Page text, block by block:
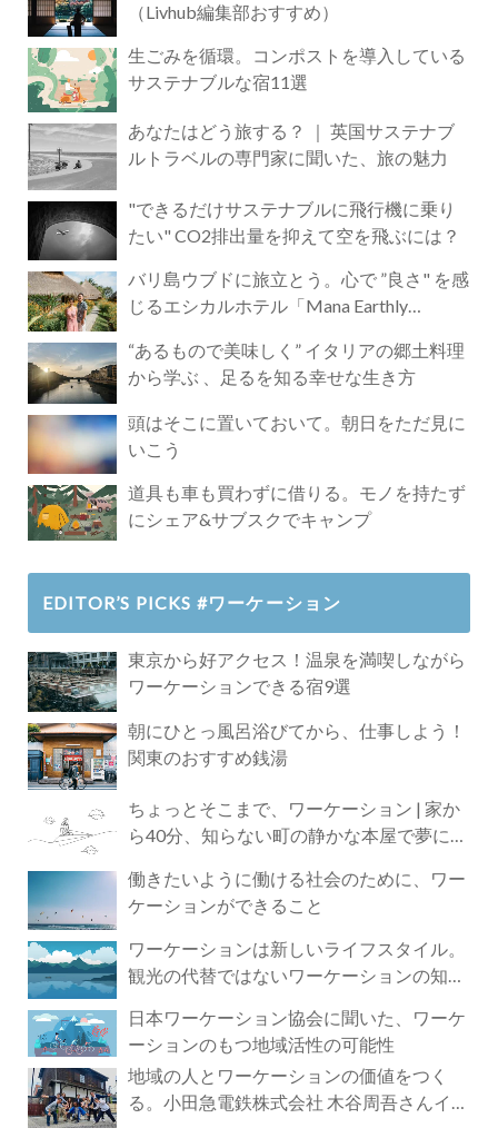
（Livhub編集部おすすめ）
生ごみを循環。コンポストを導入している
サステナブルな宿11選
あなたはどう旅する？ ｜ 英国サステナブ
ルトラベルの専門家に聞いた、旅の魅力
"できるだけサステナブルに飛行機に乗り
たい" CO2排出量を抑えて空を飛ぶには？
バリ島ウブドに旅立とう。心で ”良さ" を感
じるエシカルホテル「Mana Earthly
“あるもので美味しく” イタリアの郷土料理
から学ぶ 、足るを知る幸せな生き方
頭はそこに置いておいて。朝日をただ見に
いこう
道具も車も買わずに借りる。モノを持たず
にシェア&サブスクでキャンプ
EDITOR’S PICKS #ワーケーション
東京から好アクセス！温泉を満喫しながら
ワーケーションできる宿9選
朝にひとっ風呂浴びてから、仕事しよう！
関東のおすすめ銭湯
ちょっとそこまで、ワーケーション | 家か
ら40分、知らない町の静かな本屋で夢に近
働きたいように働ける社会のために、ワー
ケーションができること
ワーケーションは新しいライフスタイル。
観光の代替ではないワーケーションの知ら
日本ワーケーション協会に聞いた、ワーケ
ーションのもつ地域活性の可能性
地域の人とワーケーションの価値をつく
る。小田急電鉄株式会社 木谷周吾さんイン